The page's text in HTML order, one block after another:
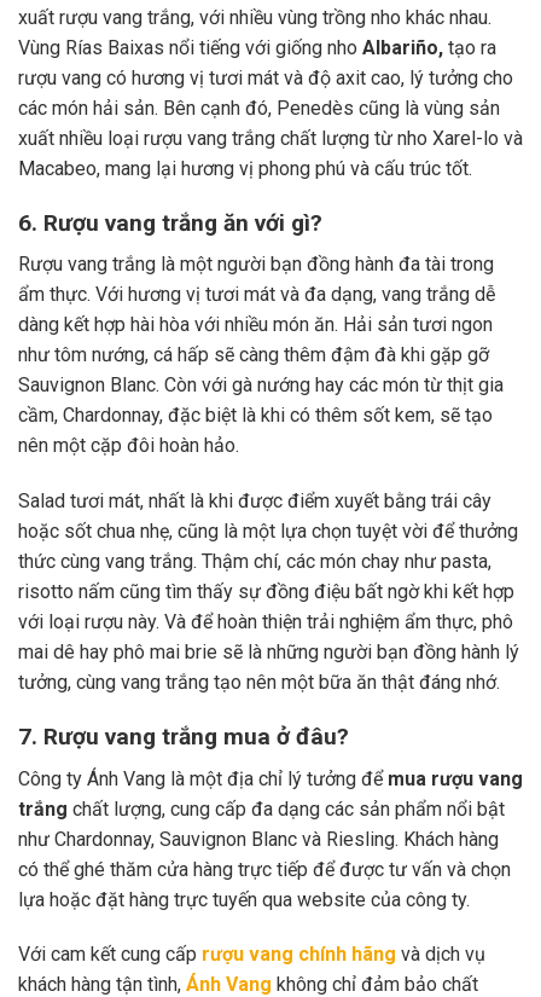
xuất rượu vang trắng, với nhiều vùng trồng nho khác nhau.
Vùng Rías Baixas nổi tiếng với giống nho Albariño, tạo ra
rượu vang có hương vị tươi mát và độ axit cao, lý tưởng cho
các món hải sản. Bên cạnh đó, Penedès cũng là vùng sản
xuất nhiều loại rượu vang trắng chất lượng từ nho Xarel-lo và
Macabeo, mang lại hương vị phong phú và cấu trúc tốt.
6. Rượu vang trắng ăn với gì?
Rượu vang trắng là một người bạn đồng hành đa tài trong
ẩm thực. Với hương vị tươi mát và đa dạng, vang trắng dễ
dàng kết hợp hài hòa với nhiều món ăn. Hải sản tươi ngon
như tôm nướng, cá hấp sẽ càng thêm đậm đà khi gặp gỡ
Sauvignon Blanc. Còn với gà nướng hay các món từ thịt gia
cầm, Chardonnay, đặc biệt là khi có thêm sốt kem, sẽ tạo
nên một cặp đôi hoàn hảo.
Salad tươi mát, nhất là khi được điểm xuyết bằng trái cây
hoặc sốt chua nhẹ, cũng là một lựa chọn tuyệt vời để thưởng
thức cùng vang trắng. Thậm chí, các món chay như pasta,
risotto nấm cũng tìm thấy sự đồng điệu bất ngờ khi kết hợp
với loại rượu này. Và để hoàn thiện trải nghiệm ẩm thực, phô
mai dê hay phô mai brie sẽ là những người bạn đồng hành lý
tưởng, cùng vang trắng tạo nên một bữa ăn thật đáng nhớ.
7. Rượu vang trắng mua ở đâu?
Công ty Ánh Vang là một địa chỉ lý tưởng để mua rượu vang
trắng chất lượng, cung cấp đa dạng các sản phẩm nổi bật
như Chardonnay, Sauvignon Blanc và Riesling. Khách hàng
có thể ghé thăm cửa hàng trực tiếp để được tư vấn và chọn
lựa hoặc đặt hàng trực tuyến qua website của công ty.
Với cam kết cung cấp rượu vang chính hãng và dịch vụ
khách hàng tận tình, Ánh Vang không chỉ đảm bảo chất